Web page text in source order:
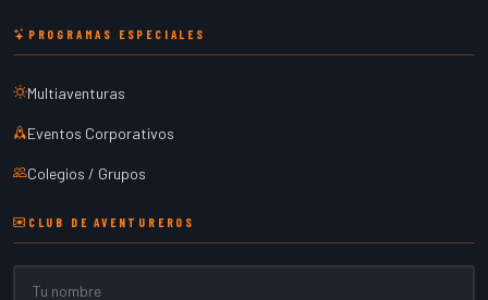
PROGRAMAS ESPECIALES
Multiaventuras
Eventos Corporativos
Colegios / Grupos
CLUB DE AVENTUREROS